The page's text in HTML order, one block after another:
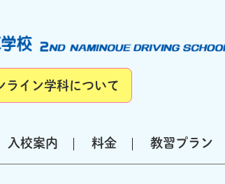
ライン学科について
入校案内 料金 教習プラン